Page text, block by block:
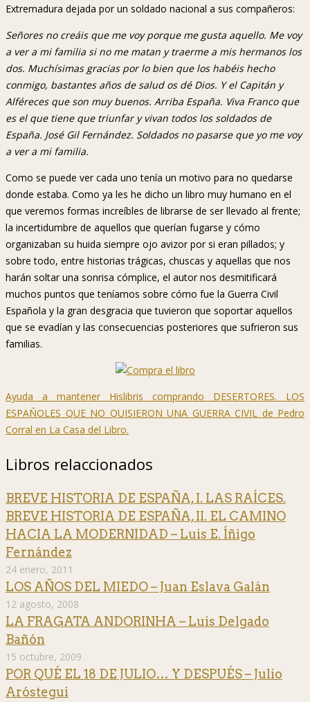
Extremadura dejada por un soldado nacional a sus compañeros:
Señores no creáis que me voy porque me gusta aquello. Me voy
a ver a mi familia si no me matan y traerme a mis hermanos los
dos. Muchísimas gracias por lo bien que los habéis hecho
conmigo, bastantes años de salud os dé Dios. Y el Capitán y
Alféreces que son muy buenos. Arriba España. Viva Franco que
es el que tiene que triunfar y vivan todos los soldados de
España. José Gil Fernández. Soldados no pasarse que yo me voy
a ver a mi familia.
Como se puede ver cada uno tenía un motivo para no quedarse
donde estaba. Como ya les he dicho un libro muy humano en el
que veremos formas increíbles de librarse de ser llevado al frente;
la incertidumbre de aquellos que querían fugarse y cómo
organizaban su huida siempre ojo avizor por si eran pillados; y
sobre todo, entre historias trágicas, chuscas y aquellas que nos
harán soltar una sonrisa cómplice, el autor nos desmitificará
muchos puntos que teníamos sobre cómo fue la Guerra Civil
Española y la gran desgracia que tuvieron que soportar aquellos
que se evadían y las consecuencias posteriores que sufrieron sus
familias.
Ayuda a mantener Hislibris comprando DESERTORES. LOS
ESPAÑOLES QUE NO QUISIERON UNA GUERRA CIVIL de Pedro
Corral en La Casa del Libro.
Libros relaccionados
BREVE HISTORIA DE ESPAÑA, I. LAS RAÍCES.
BREVE HISTORIA DE ESPAÑA, II. EL CAMINO
HACIA LA MODERNIDAD – Luis E. Íñigo
Fernández
24 enero, 2011
LOS AÑOS DEL MIEDO – Juan Eslava Galán
12 agosto, 2008
LA FRAGATA ANDORINHA – Luis Delgado
Bañón
15 octubre, 2009
POR QUÉ EL 18 DE JULIO… Y DESPUÉS – Julio
Aróstegui